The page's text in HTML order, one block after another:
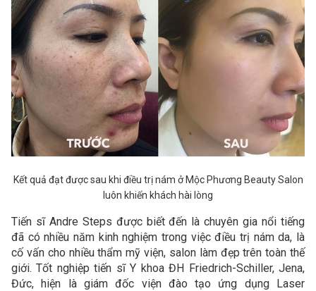
Kết quả đạt được sau khi điều trị nám ở Mộc Phương Beauty Salon
luôn khiến khách hài lòng
Tiến sĩ Andre Steps được biết đến là chuyên gia nổi tiếng
đã có nhiều năm kinh nghiệm trong việc điều trị nám da, là
cố vấn cho nhiều thẩm mỹ viện, salon làm đẹp trên toàn thế
giới. Tốt nghiệp tiến sĩ Y khoa ĐH Friedrich-Schiller, Jena,
Đức, hiện là giám đốc viện đào tạo ứng dụng Laser